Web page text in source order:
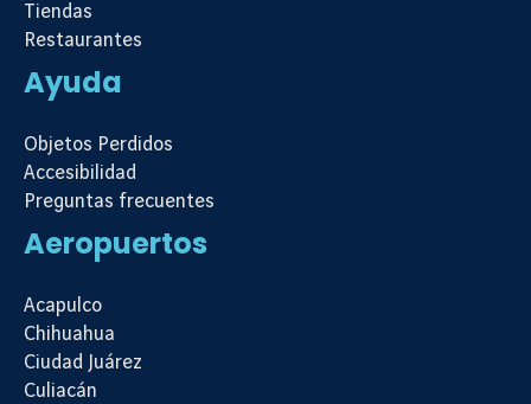
Tiendas
Restaurantes
Ayuda
Objetos Perdidos
Accesibilidad
Preguntas frecuentes
Aeropuertos
Acapulco
Chihuahua
Ciudad Juárez
Culiacán